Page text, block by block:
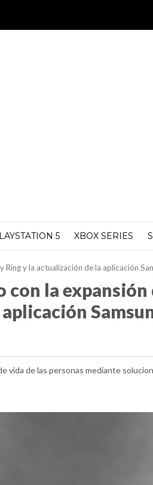
5 XBOX SERIES
y la actualización de la aplicación
con la expansión
vida de las personas mediante